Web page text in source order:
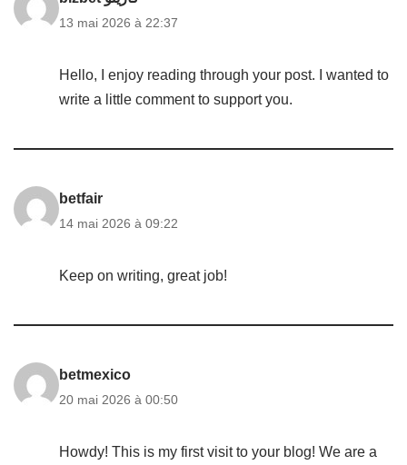
13 mai 2026 à 22:37
Hello, I enjoy reading through your post. I wanted to
write a little comment to support you.
betfair
14 mai 2026 à 09:22
Keep on writing, great job!
betmexico
20 mai 2026 à 00:50
Howdy! This is my first visit to your blog! We are a